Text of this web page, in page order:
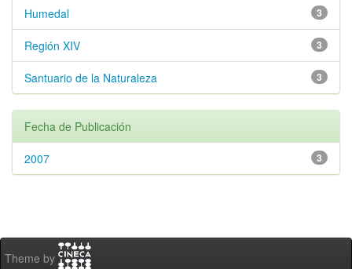
3
Humedal
3
Región XIV
3
Santuario de la Naturaleza
Fecha de Publicación
3
2007
Theme by